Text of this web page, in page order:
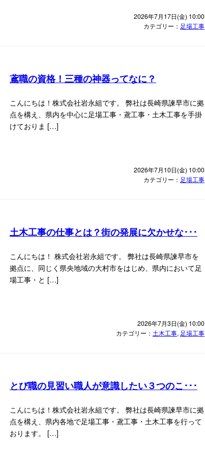
2026年7月17日(金) 10:00
カテゴリー： 足場工事
鳶職の資格！三種の神器ってなに？
こんにちは！株式会社岩永組です。 弊社は長崎県諫早市に拠
点を構え、県内を中心に足場工事・鳶工事・土木工事を手掛
けておりま […]
2026年7月10日(金) 10:00
カテゴリー： 足場工事
土木工事の仕事とは？街の発展に欠かせな･･･
こんにちは！ 株式会社岩永組です。 弊社は長崎県諫早市を
拠点に、同じく県央地域の大村市をはじめ、県内において足
場工事・と […]
2026年7月3日(金) 10:00
カテゴリー： 土木工事, 足場工事
とび職の見習い職人が意識したい３つのこ･･･
こんにちは！株式会社岩永組です。 弊社は長崎県諫早市に拠
点を構え、県内各地で足場工事・鳶工事・土木工事を行って
おります。 […]